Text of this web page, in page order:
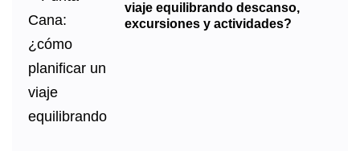
viaje equilibrando descanso,
excursiones y actividades?